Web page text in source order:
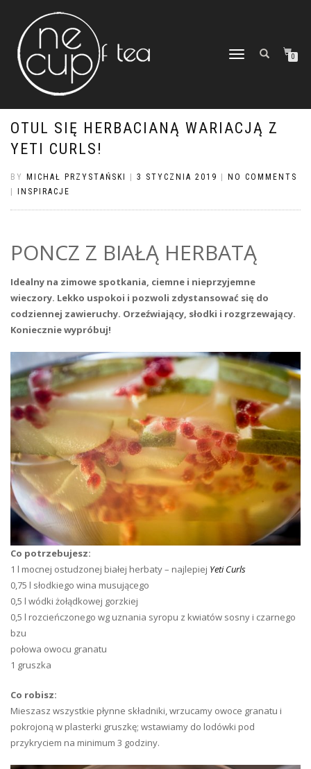
TOGGLE
0
OTUL SIĘ HERBACIANĄ WARIACJĄ Z
YETI CURLS!
BY MICHAŁ PRZYSTAŃSKI 3 STYCZNIA 2019
NO COMMENTS
INSPIRACJE
PONCZ Z BIAŁĄ HERBATĄ
Idealny na zimowe spotkania, ciemne i nieprzyjemne
wieczory. Lekko uspokoi i pozwoli zdystansować się do
codziennej zawieruchy. Orzeźwiający, słodki i rozgrzewający.
Koniecznie wypróbuj!
Co potrzebujesz:
1 l mocnej ostudzonej białej herbaty – najlepiej Yeti Curls
0,75 l słodkiego wina musującego
0,5 l wódki żołądkowej gorzkiej
0,5 l rozcieńczonego wg uznania syropu z kwiatów sosny i czarnego
bzu
połowa owocu granatu
1 gruszka
Co robisz:
Mieszasz wszystkie płynne składniki, wrzucamy owoce granatu i
pokrojoną w plasterki gruszkę; wstawiamy do lodówki pod
przykryciem na minimum 3 godziny.